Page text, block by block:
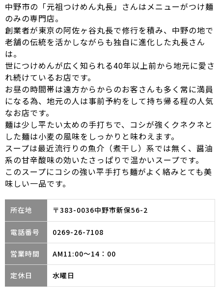
中野市の「元祖つけめん丸長」さんはメニューがつけ麺
のみの専門店。
創業者が東京の阿佐ヶ谷丸長で修行を積み、中野の地で
老舗の伝統を活かしながらも独自に進化した丸長さん
は。
世につけめんが広く知られる40年以上前から地元に愛さ
れ続けているお店です。
お昼の時間帯は遠方からからのお客さんも多く常に満員
になる為、地元の人は事前予約をして持ち帰る程の人気
なお店です。
麺は少し平たい太めの手打ちで、コシが強くクネクネと
した麺は小麦の風味をしっかりと味わえます。
スープは最近流行りの魚介（煮干し）系では無く、醤油
系の甘辛酸味の効いたさっぱりで温かいスープです。
このスープにコシの強い平手打ち麺がよく絡みとても美
味しい一品です。
所在地 〒383-0036中野市新保56-2
電話番号 0269-26-7108
営業時間 AM11:00～14：00
定休日 水曜日